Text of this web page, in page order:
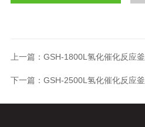
上一篇： GSH-1800L氢化催化反应釜
下一篇： GSH-2500L氢化催化反应釜